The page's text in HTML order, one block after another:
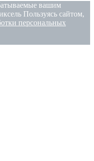
вашим
Пользуясь сайтом,
персональных